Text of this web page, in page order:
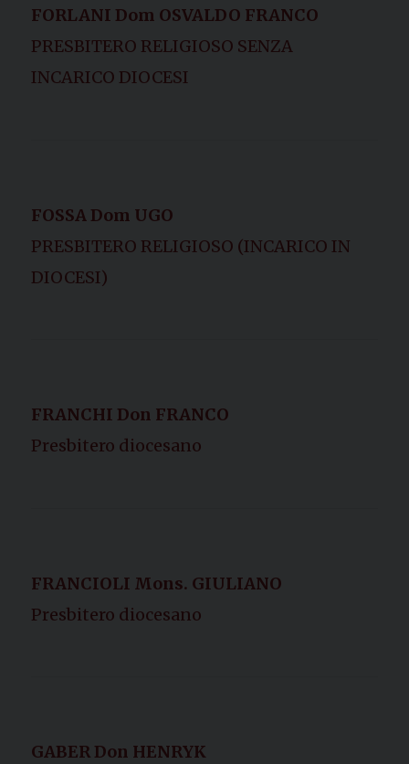
FORLANI Dom OSVALDO FRANCO
PRESBITERO RELIGIOSO SENZA
INCARICO DIOCESI
FOSSA Dom UGO
PRESBITERO RELIGIOSO (INCARICO IN
DIOCESI)
FRANCHI Don FRANCO
Presbitero diocesano
FRANCIOLI Mons. GIULIANO
Presbitero diocesano
GABER Don HENRYK